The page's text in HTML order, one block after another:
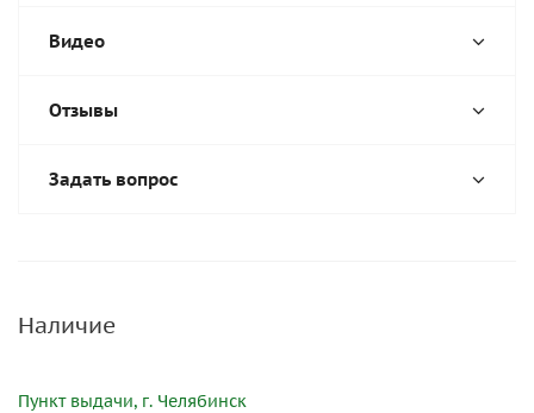
Видео
Отзывы
Задать вопрос
Наличие
Пункт выдачи, г. Челябинск